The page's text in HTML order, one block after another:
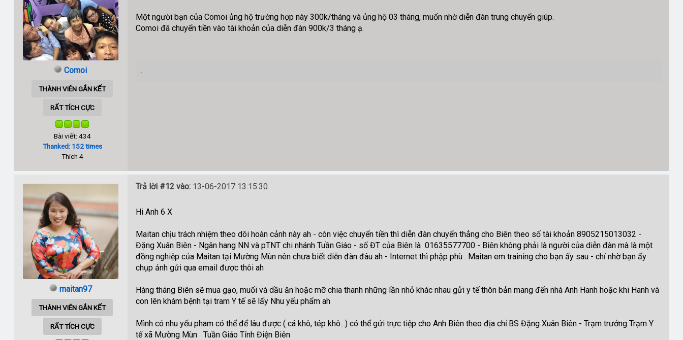
Comoi
THÀNH VIÊN GẮN KẾT
RẤT TÍCH CỰC
Bài viết: 434
Thanked: 152 times
Thích 4
Một người bạn của Comoi ủng hộ trường hợp này 300k/tháng và ủng hộ 03 tháng, muốn nhờ diễn đàn trung chuyển giúp.
Comoi đã chuyển tiền vào tài khoản của diễn đàn 900k/3 tháng ạ.
maitan97
THÀNH VIÊN GẮN KẾT
RẤT TÍCH CỰC
Trả lời #12 vào:13-06-2017 13:15:30
Hi Anh 6 X
Maitan chịu trách nhiệm theo dõi hoàn cảnh này ah - còn việc chuyển tiền thì diễn đàn chuyển thẳng cho Biên theo số tài khoản 8905215013032 -
Đặng Xuân Biên - Ngân hang NN và pTNT chi nhánh Tuần Giáo - số ĐT của Biên là 01635577700 - Biên không phải là người của diễn đàn mà là một
đồng nghiệp của Maitan tại Mường Mùn nên chưa biết diễn đàn đâu ah - Internet thì phập phù . Maitan em training cho bạn ấy sau - chỉ nhờ bạn ấy
chụp ảnh gửi qua email được thôi ah
Hàng tháng Biên sẽ mua gạo, muối và dầu ăn hoặc mỡ chia thanh những lần nhỏ khác nhau gửi y tế thôn bản mang đến nhà Anh Hanh hoặc khi Hanh và
con lên khám bệnh tại tram Y tế sẽ lấy Nhu yếu phẩm ah
Mình có nhu yếu pham có thể để lâu được ( cá khô, tép khô...) có thể gửi trực tiệp cho Anh Biên theo địa chỉ:BS Đặng Xuân Biên - Trạm trưởng Trạm Y
tế xã Mường Mùn Tuần Giáo Tỉnh Điện Biên